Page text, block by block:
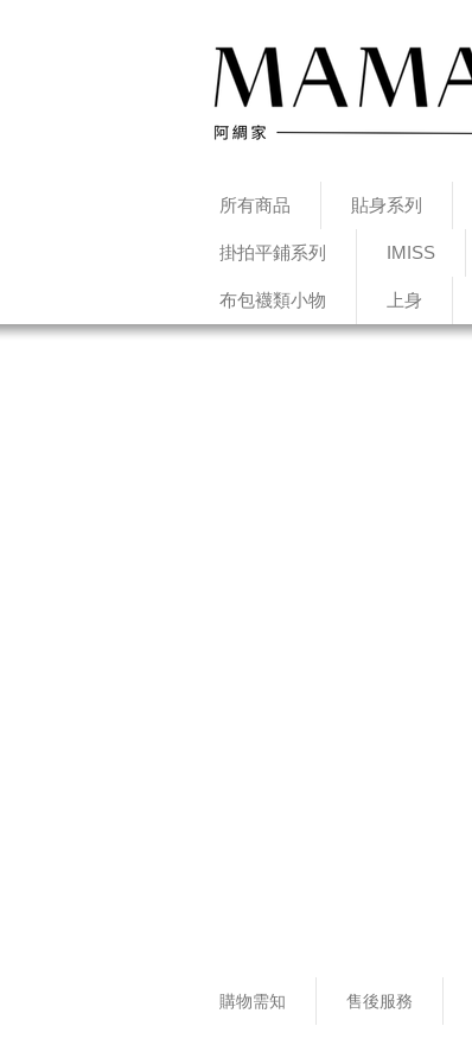
所有商品 貼身系列
掛拍平鋪系列 IMISS
布包襪類小物 上身
購物需知 售後服務